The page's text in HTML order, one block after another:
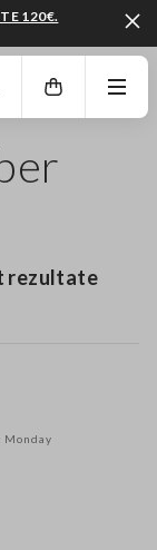
120€.
rezultate
Monday